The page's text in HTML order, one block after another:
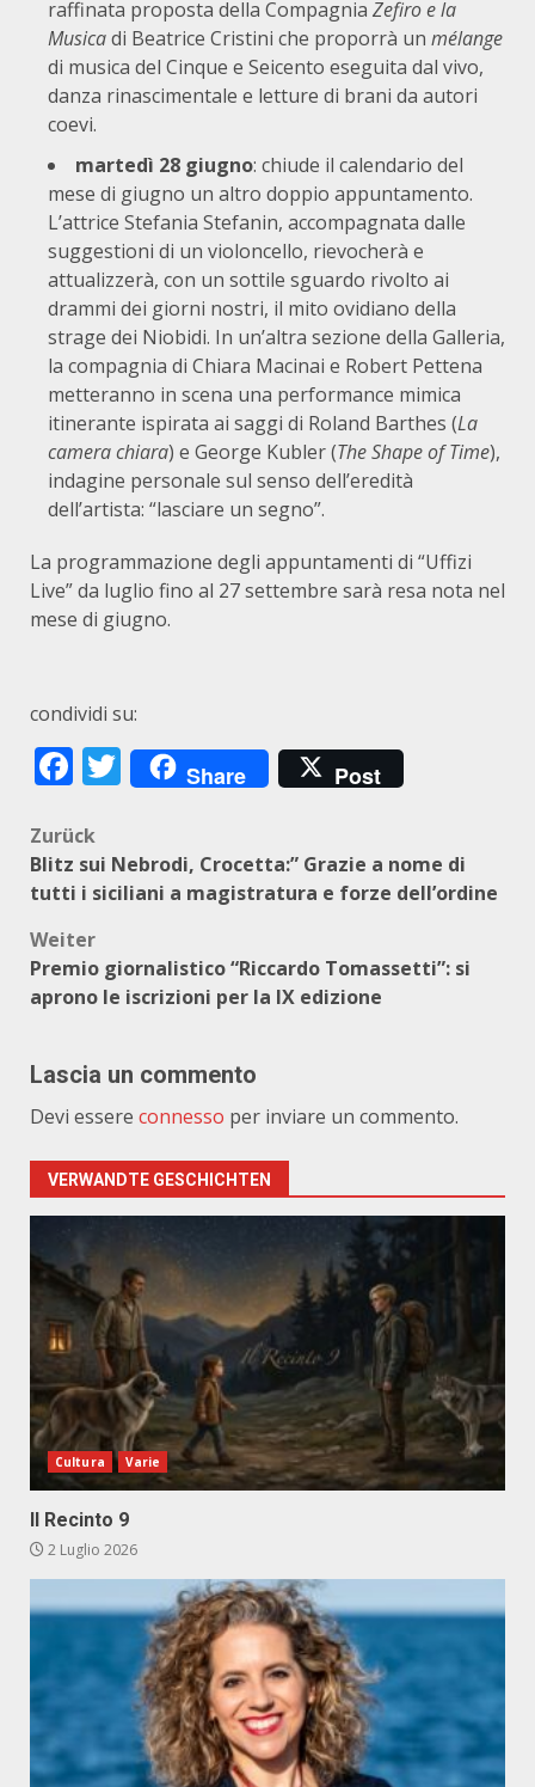
raffinata proposta della Compagnia Zefiro e la
Musicadi Beatrice Cristini che proporrà un mélange
di musica del Cinque e Seicento eseguita dal vivo,
danza rinascimentale e letture di brani da autori
coevi.
martedì 28 giugno: chiude il calendario del
mese di giugno un altro doppio appuntamento.
L’attrice Stefania Stefanin, accompagnata dalle
suggestioni di un violoncello, rievocherà e
attualizzerà, con un sottile sguardo rivolto ai
drammi dei giorni nostri, il mito ovidiano della
strage dei Niobidi. In un’altra sezione della Galleria,
la compagnia di Chiara Macinai e Robert Pettena
metteranno in scena una performance mimica
itinerante ispirata ai saggi di Roland Barthes (La
camera chiara) e George Kubler (The Shape of Time),
indagine personale sul senso dell’eredità
dell’artista: “lasciare un segno”.
La programmazione degli appuntamenti di “Uffizi
Live” da luglio fino al 27 settembre sarà resa nota nel
mese di giugno.
condividi su:
Facebook
Twitter
Share Post
Beitragsnavigation
Zurück
Blitz sui Nebrodi, Crocetta:” Grazie a nome di
tutti i siciliani a magistratura e forze dell’ordine
Weiter
Premio giornalistico “Riccardo Tomassetti”: si
aprono le iscrizioni per la IX edizione
Lascia un commento
Devi essere connesso per inviare un commento.
VERWANDTE GESCHICHTEN
Cultura Varie
Il Recinto 9
2 Luglio 2026